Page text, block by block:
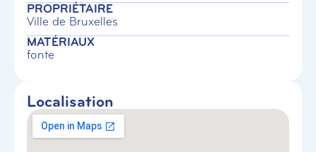
PROPRIÉTAIRE
Ville de Bruxelles
MATÉRIAUX
fonte
Localisation